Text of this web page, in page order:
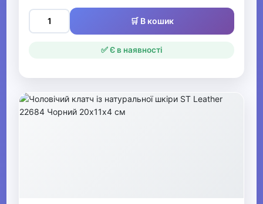
🛒 В кошик
✅ Є в наявності